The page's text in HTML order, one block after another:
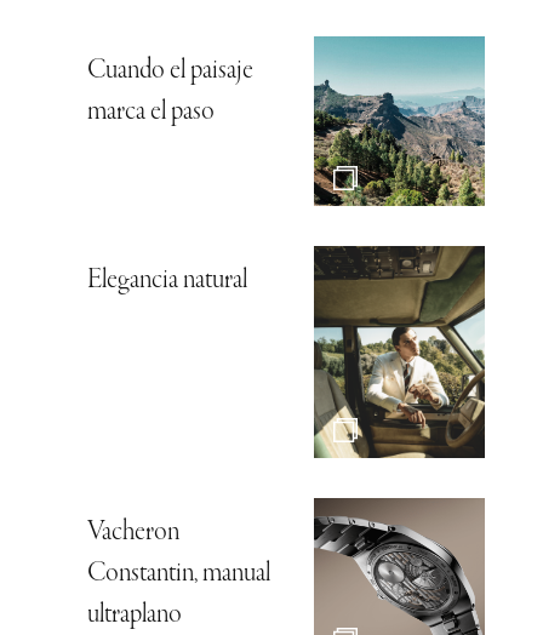
Cuando el paisaje
marca el paso
Elegancia natural
Vacheron
Constantin, manual
ultraplano